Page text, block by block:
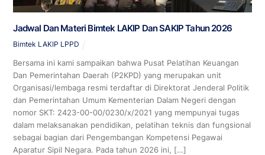
Jadwal Dan Materi Bimtek LAKIP Dan SAKIP Tahun 2026
Bimtek LAKIP LPPD
Bersama ini kami sampaikan bahwa Pusat Pelatihan Keuangan
Dan Pemerintahan Daerah (P2KPD) yang merupakan unit
Organisasi/lembaga resmi terdaftar di Direktorat Jenderal Politik
dan Pemerintahan Umum Kementerian Dalam Negeri dengan
nomor SKT: 2423-00-00/0230/x/2021 yang mempunyai tugas
dalam melaksanakan pendidikan, pelatihan teknis dan fungsional
sebagai bagian dari Pengembangan Kompetensi Pegawai
Aparatur Sipil Negara. Pada tahun 2026 ini, […]